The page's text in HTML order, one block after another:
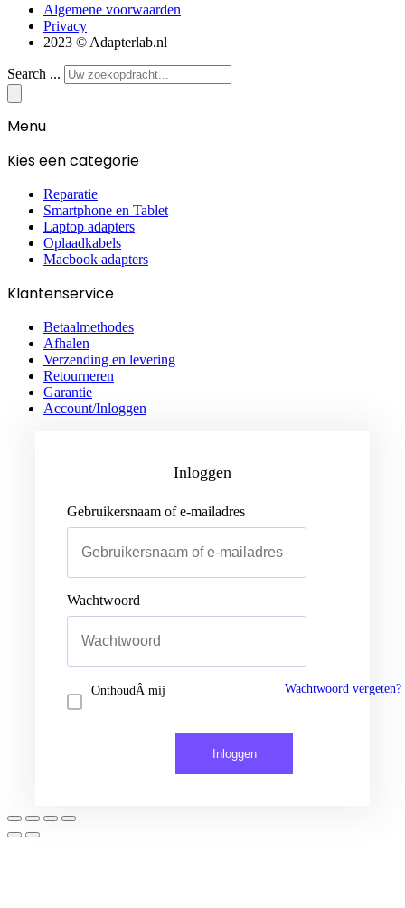
Algemene voorwaarden
Privacy
2023 © Adapterlab.nl
Search ...
Menu
Kies een categorie
Reparatie
Smartphone en Tablet
Laptop adapters
Oplaadkabels
Macbook adapters
Klantenservice
Betaalmethodes
Afhalen
Verzending en levering
Retourneren
Garantie
Account/Inloggen
Gebruikersnaam of e-mailadres
Wachtwoord
Inloggen